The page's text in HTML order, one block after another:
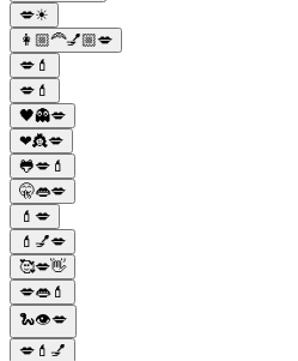
💋☀
👩🏼‍🦰💅🏼💋
💋💄
💋💄
🖤👻💋
❤👸💋
🐸💋💄
🤫👄💋
💄💋
💄💅💋
🥰💋👋
💋👄💄
🐍👁️💋
💋💄💅